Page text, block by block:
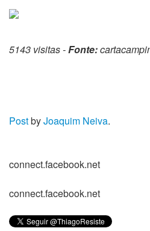
5143 visitas -Fonte:
PostbyJoaquim Neiva.
connect.facebook.net
connect.facebook.net